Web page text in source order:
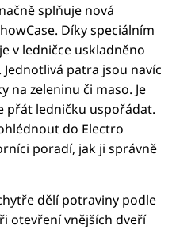
splňuje nová
Díky speciálním
v ledničce uskladněno
patra jsou navíc
na zeleninu či maso. Je
přát ledničku uspořádat.
do Electro
poradí, jak ji správně
dělí potraviny podle
otevření vnějších dveří